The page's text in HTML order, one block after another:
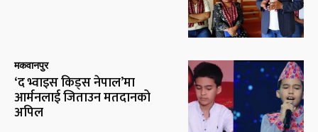
मकवानपुर
‘द भ्वाइस किड्स नेपाल’मा
आर्मनलाई जिताउन मतदानको
अपिल